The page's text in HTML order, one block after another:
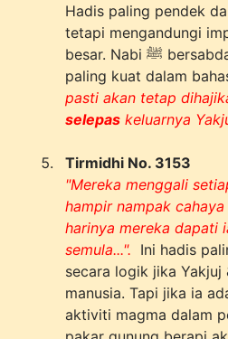
Hadis paling pendek
tetapi mengandungi
besar. Nabi ﷺ bersabda dengan penegasan
paling kuat dalam
pasti akan tetap
selepas keluarnya
Tirmidhi No. 3153
"Mereka menggali
hampir nampak
harinya mereka dapati
semula...". Ini hadis
secara logik jika Yakjuj
manusia. Tapi jika ia
aktiviti magma dalam